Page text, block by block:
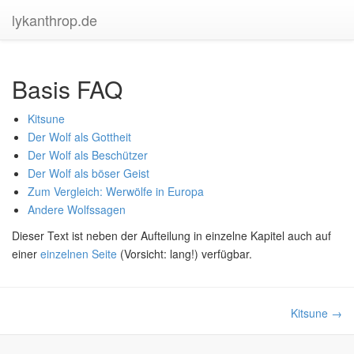
lykanthrop.de
Basis FAQ
Kitsune
Der Wolf als Gottheit
Der Wolf als Beschützer
Der Wolf als böser Geist
Zum Vergleich: Werwölfe in Europa
Andere Wolfssagen
Dieser Text ist neben der Aufteilung in einzelne Kapitel auch auf
einer einzelnen Seite (Vorsicht: lang!) verfügbar.
Kitsune →